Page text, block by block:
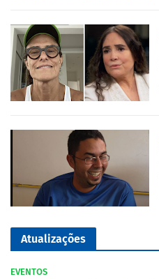
Atualizações
EVENTOS